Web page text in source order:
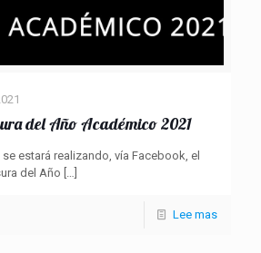
del Año Académico 2021
estará realizando, vía Facebook, el
del Año […]
Lee mas